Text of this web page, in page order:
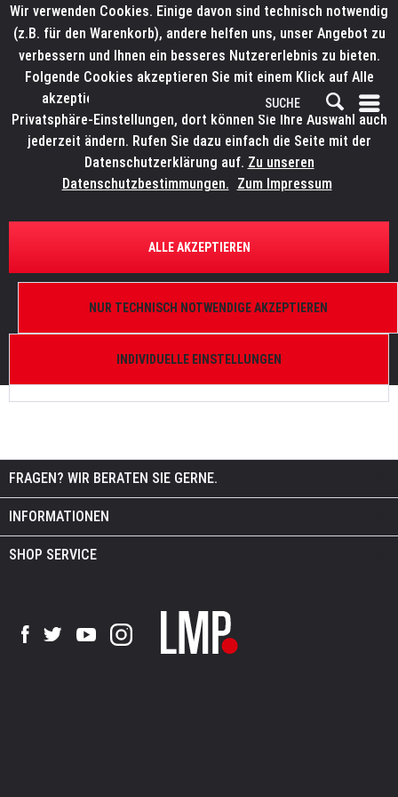
FRAGEN? WIR BERATEN SIE GERNE.
INFORMATIONEN
SHOP SERVICE
Wir verwenden Cookies. Einige davon sind technisch notwendig
(z.B. für den Warenkorb), andere helfen uns, unser Angebot zu
verbessern und Ihnen ein besseres Nutzererlebnis zu bieten.
Folgende Cookies akzeptieren Sie mit einem Klick auf Alle
akzeptieren. Weitere Informationen finden Sie in den
Privatsphäre-Einstellungen, dort können Sie Ihre Auswahl auch
jederzeit ändern. Rufen Sie dazu einfach die Seite mit der
Datenschutzerklärung auf. Zu unseren
Datenschutzbestimmungen. Zum Impressum
INDIVIDUELLE EINSTELLUNGEN
NUR TECHNISCH NOTWENDIGE AKZEPTIEREN
ALLE AKZEPTIEREN